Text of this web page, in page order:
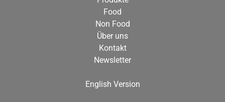
Food
Non Food
Über uns
Kontakt
Newsletter
English Version